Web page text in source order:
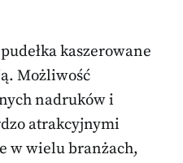
kaszerowane
Możliwość
nadruków i
atrakcyjnymi
w wielu branżach,